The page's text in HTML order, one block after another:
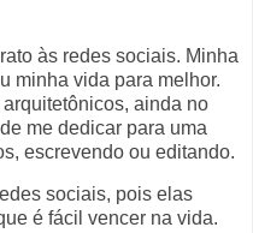
às redes sociais. Minha
minha vida para melhor.
ainda no
me dedicar para uma
escrevendo ou editando.
sociais, pois elas
é fácil vencer na vida.